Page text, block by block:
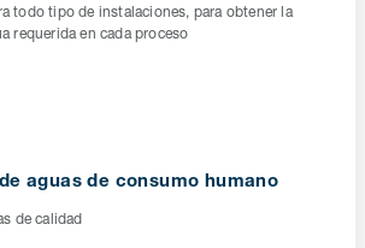
todo tipo de instalaciones, para obtener la
requerida en cada proceso
aguas de consumo humano
de calidad